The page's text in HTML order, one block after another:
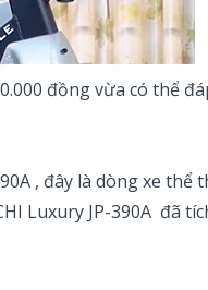
đồng vừa có thể
, đây là dòng xe
Luxury JP-390A đã